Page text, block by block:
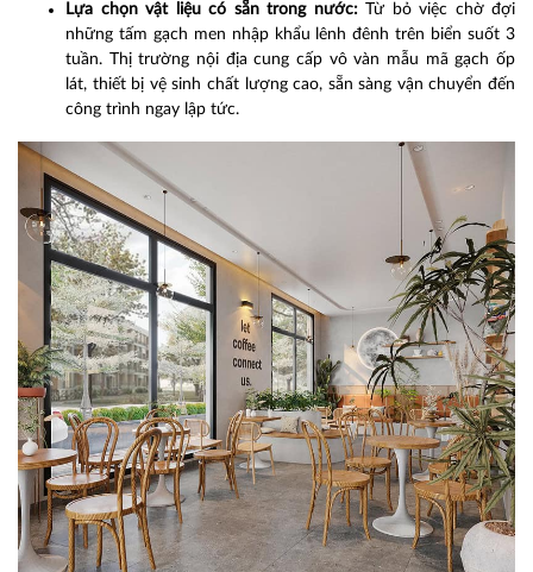
Lựa chọn vật liệu có sẵn trong nước:Từ bỏ việc chờ đợi
những tấm gạch men nhập khẩu lênh đênh trên biển suốt 3
tuần. Thị trường nội địa cung cấp vô vàn mẫu mã gạch ốp
lát, thiết bị vệ sinh chất lượng cao, sẵn sàng vận chuyển đến
công trình ngay lập tức.